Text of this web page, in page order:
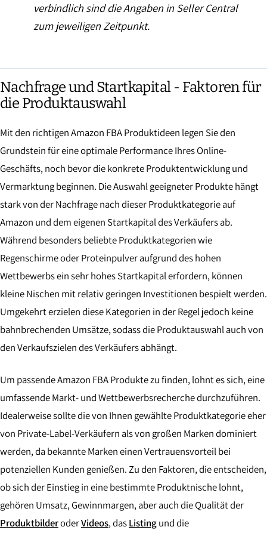
verbindlich sind die Angaben in Seller Central
zum jeweiligen Zeitpunkt.
Nachfrage und Startkapital - Faktoren für
die Produktauswahl
Mit den richtigen Amazon FBA Produktideen legen Sie den
Grundstein für eine optimale Performance Ihres Online-
Geschäfts, noch bevor die konkrete Produktentwicklung und
Vermarktung beginnen. Die Auswahl geeigneter Produkte hängt
stark von der Nachfrage nach dieser Produktkategorie auf
Amazon und dem eigenen Startkapital des Verkäufers ab.
Während besonders beliebte Produktkategorien wie
Regenschirme oder Proteinpulver aufgrund des hohen
Wettbewerbs ein sehr hohes Startkapital erfordern, können
kleine Nischen mit relativ geringen Investitionen bespielt werden.
Umgekehrt erzielen diese Kategorien in der Regel jedoch keine
bahnbrechenden Umsätze, sodass die Produktauswahl auch von
den Verkaufszielen des Verkäufers abhängt.
Um passende Amazon FBA Produkte zu finden, lohnt es sich, eine
umfassende Markt- und Wettbewerbsrecherche durchzuführen.
Idealerweise sollte die von Ihnen gewählte Produktkategorie eher
von Private-Label-Verkäufern als von großen Marken dominiert
werden, da bekannte Marken einen Vertrauensvorteil bei
potenziellen Kunden genießen. Zu den Faktoren, die entscheiden,
ob sich der Einstieg in eine bestimmte Produktnische lohnt,
gehören Umsatz, Gewinnmargen, aber auch die Qualität der
ProduktbilderoderVideos, dasListingund die